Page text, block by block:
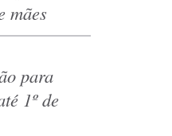
mães
para
1º de